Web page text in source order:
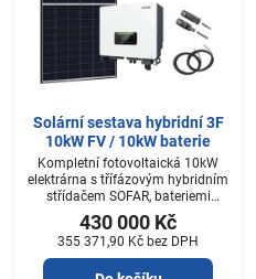
Solární sestava hybridní 3F
10kW FV / 10kW baterie
Kompletní fotovoltaická 10kW
elektrárna s třífázovým hybridním
střídačem SOFAR, bateriemi
AMASSTORE a panely RISEN.
Elektrárna je vhodná pro
dotované i nedotované instalace.
430 000 Kč
355 371,90 Kč bez DPH